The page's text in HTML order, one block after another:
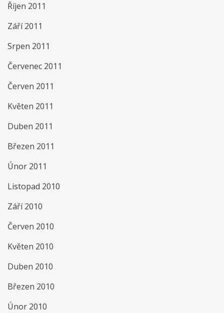
Říjen 2011
Září 2011
Srpen 2011
Červenec 2011
Červen 2011
Květen 2011
Duben 2011
Březen 2011
Únor 2011
Listopad 2010
Září 2010
Červen 2010
Květen 2010
Duben 2010
Březen 2010
Únor 2010